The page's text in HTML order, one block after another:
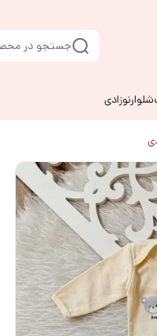
جستجو در
شلوارنوزادی